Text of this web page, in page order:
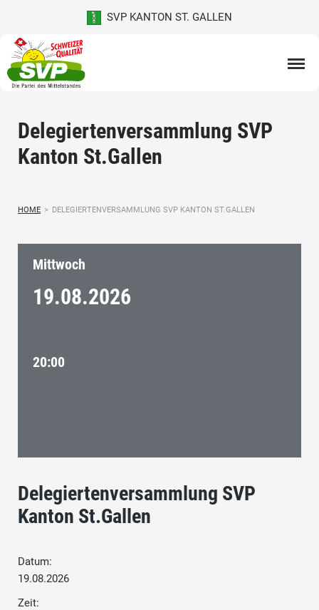
SVP KANTON ST. GALLEN
Delegiertenversammlung SVP
Kanton St.Gallen
HOME > DELEGIERTENVERSAMMLUNG SVP KANTON ST.GALLEN
Mittwoch
19.08.2026
20:00
Delegiertenversammlung SVP
Kanton St.Gallen
Datum:
19.08.2026
Zeit: